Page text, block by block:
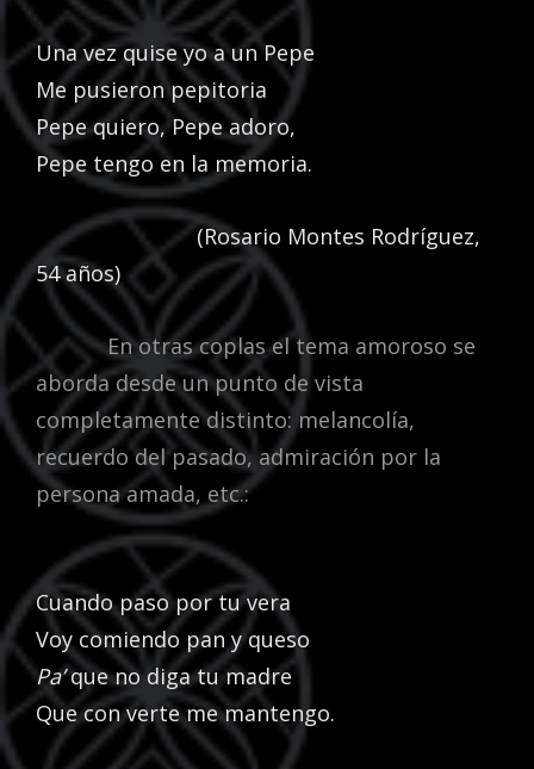
Una vez quise yo a un Pepe
Me pusieron pepitoria
Pepe quiero, Pepe adoro,
Pepe tengo en la memoria.
(Rosario Montes Rodríguez,
54 años)
En otras coplas el tema amoroso se
aborda desde un punto de vista
completamente distinto: melancolía,
recuerdo del pasado, admiración por la
persona amada, etc.:
Cuando paso por tu vera
Voy comiendo pan y queso
Pa’que no diga tu madre
Que con verte me mantengo.